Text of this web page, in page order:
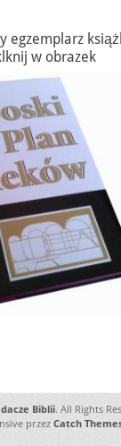
egzemplarz
w obrazek
Biblii. All Rights
przez Catch